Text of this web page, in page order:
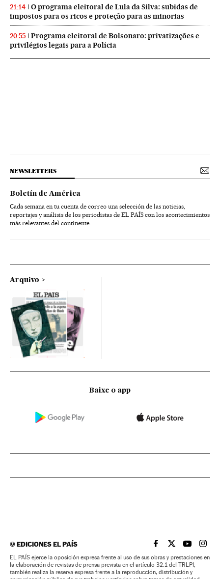
21:14
O programa eleitoral de Lula da Silva: subidas de
impostos para os ricos e proteção para as minorias
20:55
Programa eleitoral de Bolsonaro: privatizações e
privilégios legais para a Polícia
NEWSLETTERS
Boletín de América
Cada semana en tu cuenta de correo una selección de las noticias,
reportajes y análisis de los periodistas de EL PAÍS con los acontecimientos
más relevantes del continente.
Arquivo
Baixe o app
©EDICIONES EL PAÍS EL PAÍS BRASIL EN
EL PAÍSEL PAÍS
EL
EL PAÍS ejerce la oposición expresa frente al uso de sus obras y prestaciones en
la elaboración de revistas de prensa prevista en el artículo 32.1 del TRLPI;
también realiza la reserva expresa frente a la reproducción, distribución y